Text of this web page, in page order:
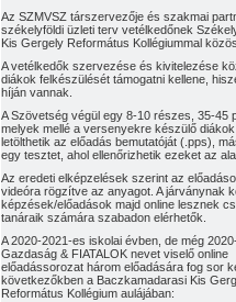
Az SZMVSZ társzervezője és szakmai
székelyföldi üzleti terv vetélkedőnek
Kis Gergely Református Kollégiummal
A vetélkedők szervezése és kivitelezése
diákok felkészülését támogatni kellene,
híján vannak.
A Szövetség végül egy 8-10 részes, 35-45
melyek mellé a versenyekre készülő
letölthetik az előadás bemutatóját (.pps),
egy tesztet, ahol ellenőrizhetik ezeket az
Az eredeti elképzelések szerint az
videóra rögzítve az anyagot. A járványnak
képzések/előadások majd online lesznek
tanáraik számára szabadon elérhetők.
A 2020-2021-es iskolai évben, de még
Gazdaság & FIATALOK nevet viselő online
előadássorozat három előadására fog sor
következőkben a Baczkamadarasi Kis
Református Kollégium aulájában: